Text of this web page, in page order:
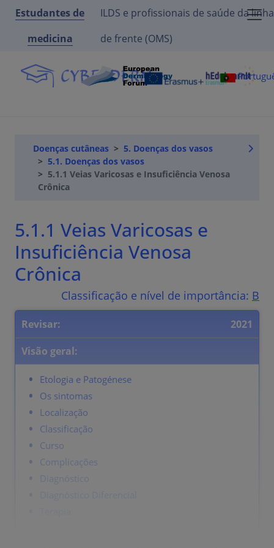
Estudantes de
medicina
ILDS e profissionais de saúde da linha
de frente (OMS)
Doenças cutâneas
5. Doenças dos vasos
5.1. Doenças dos vasos
5.1.1 Veias Varicosas e Insuficiência Venosa
Crônica
5.1.1 Veias Varicosas e
Insuficiência Venosa
Crônica
Classificação e nível de importância: B
Revisar:
2021
Visão geral:
Etologia e Patogénese
Os sintomas
Localização
Classificação
Curso
Complicações
Diagnóstico